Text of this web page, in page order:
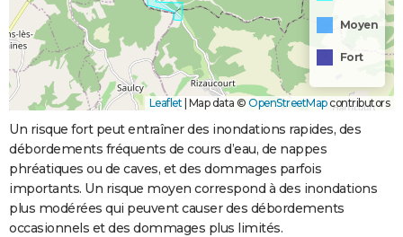
Moyen
Fort
Leaflet | Map data © OpenStreetMapcontributors
Un risque fort peut entraîner des inondations rapides, des
débordements fréquents de cours d’eau, de nappes
phréatiques ou de caves, et des dommages parfois
importants. Un risque moyen correspond à des inondations
plus modérées qui peuvent causer des débordements
occasionnels et des dommages plus limités.